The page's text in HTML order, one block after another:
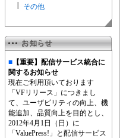
その他
■ 【重要】配信サービス統合に
関するお知らせ
現在ご利用頂いております
「VFリリース」につきまし
て、ユーザビリティの向上、機
能追加、品質向上を目的とし、
2012年4月1日（日）に
「ValuePress!」と配信サービス